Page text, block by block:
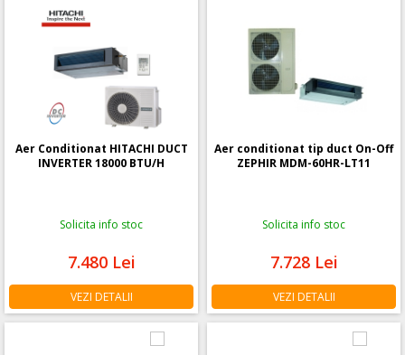
Aer Conditionat HITACHI DUCT
INVERTER 18000 BTU/H
Solicita info stoc
7.480 Lei
VEZI DETALII
Aer conditionat tip duct On-Off
ZEPHIR MDM-60HR-LT11
Solicita info stoc
7.728 Lei
VEZI DETALII